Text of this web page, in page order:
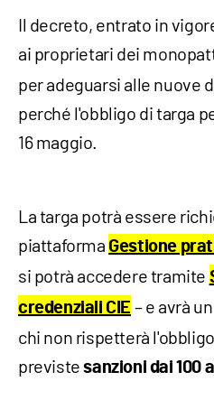
Il decreto, entrato in
ai proprietari dei
per adeguarsi alle nuove
perché l'obbligo di targa
16 maggio.
La targa potrà essere
piattaforma Gestione
si potrà accedere tramite
credenziali CIE – e avrà
chi non rispetterà
previstesanzioni dai 100